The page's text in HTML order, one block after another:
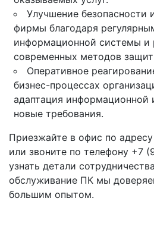
Улучшение безопасности
фирмы благодаря
информационной системы и
современных методов
Оперативное
бизнес-процессах
адаптация информационной
новые требования.
Приезжайте в офис по
или звоните по телефону +7
узнать детали
обслуживание ПК мы
большим опытом.